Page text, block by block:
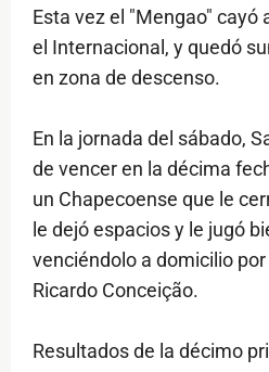
Esta vez el "Mengao" cayó
el Internacional, y quedó
en zona de descenso.
En la jornada del sábado,
de vencer en la décima
un Chapecoense que le
le dejó espacios y le jugó
venciéndolo a domicilio por
Ricardo Conceição.
Resultados de la décimo